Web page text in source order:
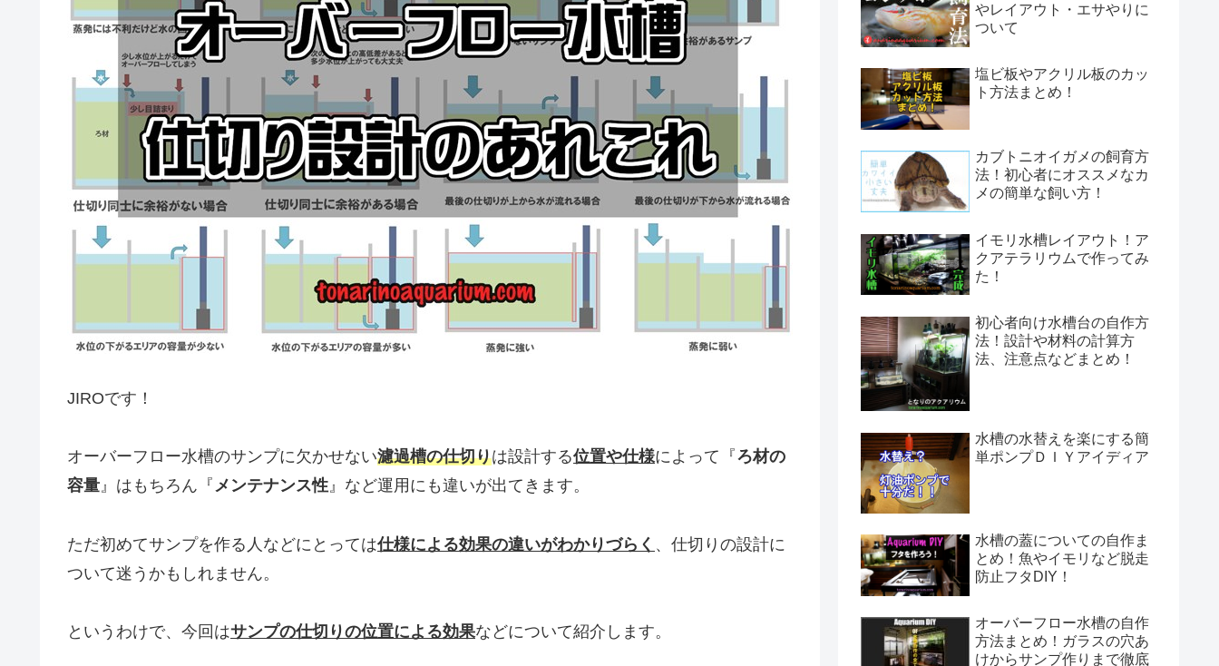
JIROです！
オーバーフロー水槽のサンプに欠かせない濾過槽の仕切りは設計する位置や仕様によって『ろ材の
容量』はもちろん『メンテナンス性』など運用にも違いが出てきます。
ただ初めてサンプを作る人などにとっては仕様による効果の違いがわかりづらく 、仕切りの設計に
ついて迷うかもしれません。
というわけで、今回はサンプの仕切りの位置による効果などについて紹介します。
やレイアウト・エサやりに
ついて
塩ビ板やアクリル板のカッ
ト方法まとめ！
カブトニオイガメの飼育方
法！初心者にオススメなカ
メの簡単な飼い方！
イモリ水槽レイアウト！ア
クアテラリウムで作ってみ
た！
初心者向け水槽台の自作方
法！設計や材料の計算方
法、注意点などまとめ！
水槽の水替えを楽にする簡
単ポンプＤＩＹアイディア
水槽の蓋についての自作ま
とめ！魚やイモリなど脱走
防止フタDIY！
オーバーフロー水槽の自作
方法まとめ！ガラスの穴あ
けからサンプ作りまで徹底